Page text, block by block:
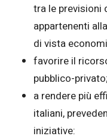
tra le previsioni
appartenenti
di vista
favorire il
pubblico-privato;
a rendere più
italiani,
iniziative: